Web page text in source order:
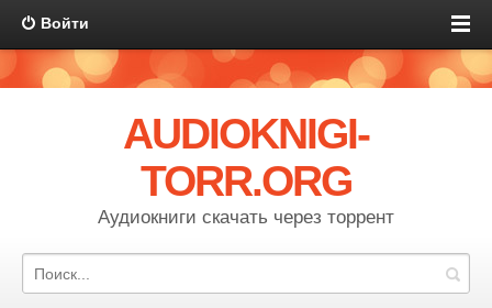
Войти
AUDIOKNIGI-
TORR.ORG
Аудиокниги скачать через торрент